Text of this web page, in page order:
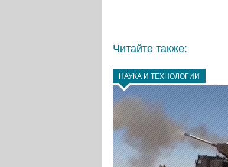
Читайте также:
НАУКА И ТЕХНОЛОГИИ